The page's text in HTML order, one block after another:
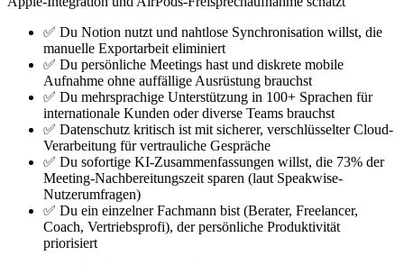
✅ Du Notion nutzt und nahtlose Synchronisation willst, die
manuelle Exportarbeit eliminiert
✅ Du persönliche Meetings hast und diskrete mobile
Aufnahme ohne auffällige Ausrüstung brauchst
✅ Du mehrsprachige Unterstützung in 100+ Sprachen für
internationale Kunden oder diverse Teams brauchst
✅ Datenschutz kritisch ist mit sicherer, verschlüsselter Cloud-
Verarbeitung für vertrauliche Gespräche
✅ Du sofortige KI-Zusammenfassungen willst, die 73% der
Meeting-Nachbereitungszeit sparen (laut Speakwise-
Nutzerumfragen)
✅ Du ein einzelner Fachmann bist (Berater, Freelancer,
Coach, Vertriebsprofi), der persönliche Produktivität
priorisiert